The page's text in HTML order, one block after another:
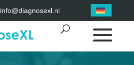
info@diagnosexl.nl